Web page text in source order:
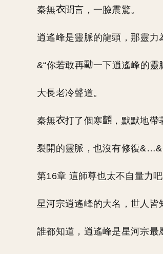
秦無 聞言，一臉震驚。
逍遙峰是靈脈的龍頭，那靈力
&“你若敢再 一下逍遙峰的靈
大長老冷聲道。
秦無 打了個寒 ，默默地帶
裂開的靈脈，也沒有修復
第16章 這師尊也太不自量力吧
星河宗逍遙峰的大名，世人皆
誰都知道，逍遙峰是星河宗最